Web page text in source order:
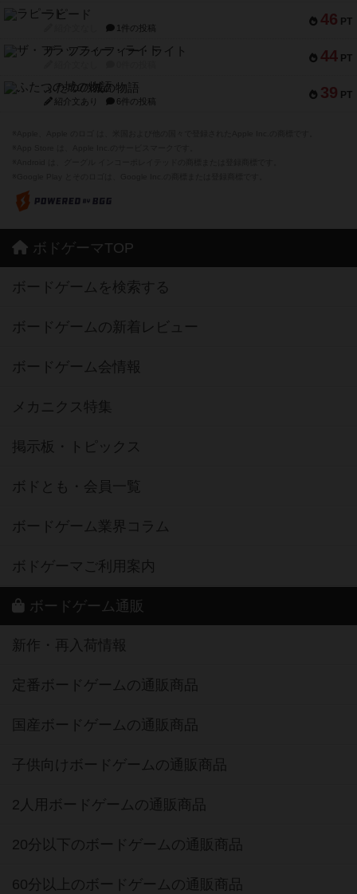
46 PT
ラピード
1件の投稿
44 PT
ザ・フラッフィー・ライト
39 PT
ふたつの城の物語
紹介文あり 6件の投稿
ボドゲーマTOP
ボードゲームを検索する
ボードゲームの新着レビュー
ボードゲーム会情報
メカニクス特集
掲示板・トピックス
ボドとも・会員一覧
ボードゲーム業界コラム
ボドゲーマご利用案内
ボードゲーム通販
新作・再入荷情報
定番ボードゲームの通販商品
国産ボードゲームの通販商品
子供向けボードゲームの通販商品
2人用ボードゲームの通販商品
20分以下のボードゲームの通販商品
60分以上のボードゲームの通販商品